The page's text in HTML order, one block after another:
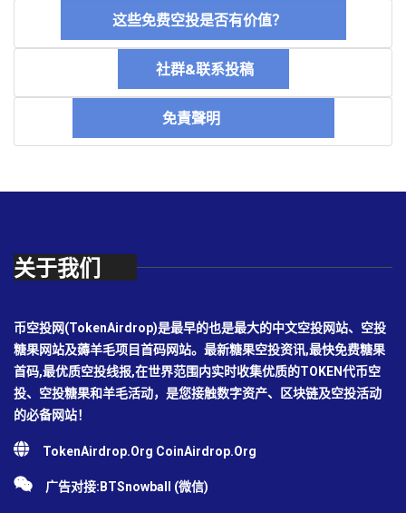
这些免费空投是否有价值？
社群&联系投稿
免責聲明
关于我们
币空投网(TokenAirdrop)是最早的也是最大的中文空投网站、空投
糖果网站及薅羊毛项目首码网站。最新糖果空投资讯,最快免费糖果
首码,最优质空投线报,在世界范围内实时收集优质的TOKEN代币空
投、空投糖果和羊毛活动，是您接触数字资产、区块链及空投活动
的必备网站！
TokenAirdrop.Org CoinAirdrop.Org
广告对接:BTSnowball (微信)